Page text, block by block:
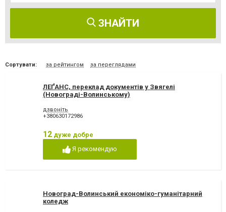
ЗНАЙТИ
Сортувати: за рейтингом за переглядами
ЛЕҐАНС, переклад документів у Звягелі
(Новограді-Волинському)
дзвоніть
+380630172986
12 дуже добре
Я рекомендую
Новоград-Волинський економіко-гуманітарний
коледж